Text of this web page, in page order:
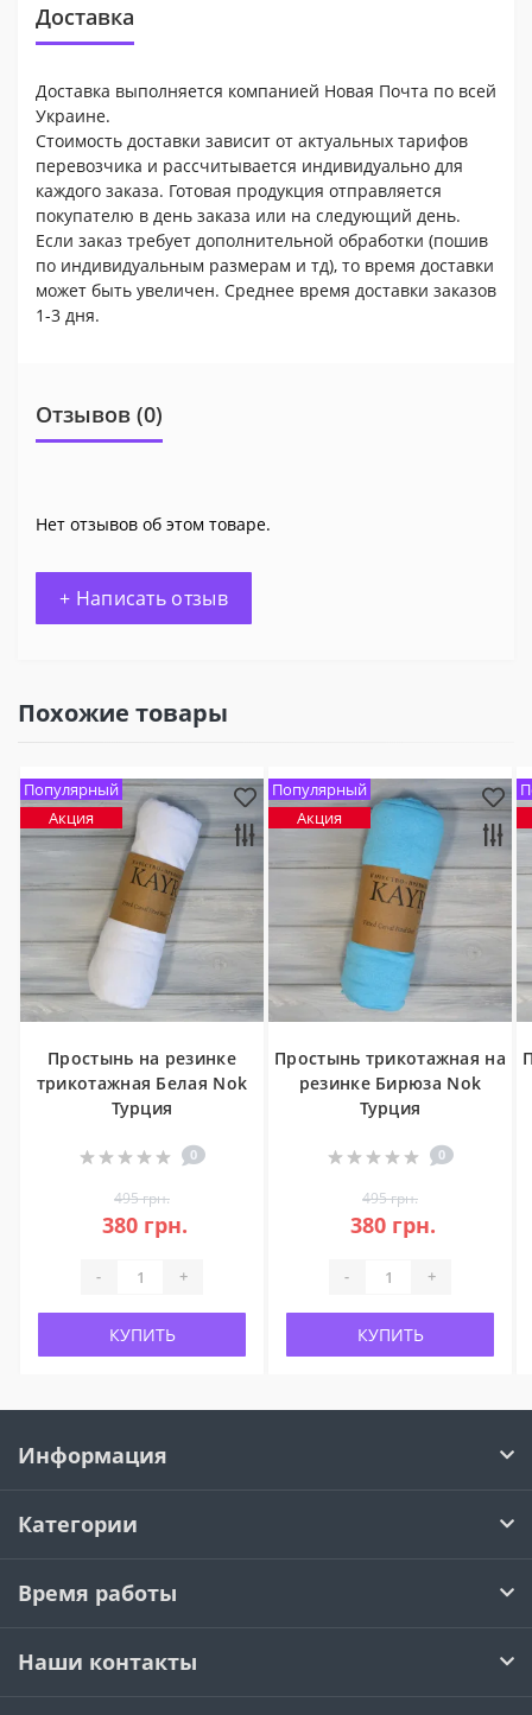
Доставка
Доставка выполняется компанией Новая Почта по всей
Украине.
Стоимость доставки зависит от актуальных тарифов
перевозчика и рассчитывается индивидуально для
каждого заказа. Готовая продукция отправляется
покупателю в день заказа или на следующий день.
Если заказ требует дополнительной обработки (пошив
по индивидуальным размерам и тд), то время доставки
может быть увеличен. Среднее время доставки заказов
1-3 дня.
Отзывов (0)
Нет отзывов об этом товаре.
+ Написать отзыв
Похожие товары
Популярный
Акция
Простынь на резинке
трикотажная Белая Nok
Турция
0
495 грн.
380 грн.
- +
КУПИТЬ
Популярный
Акция
Простынь трикотажная на
резинке Бирюза Nok
Турция
0
495 грн.
380 грн.
- +
КУПИТЬ
Информация
Категории
Время работы
Наши контакты